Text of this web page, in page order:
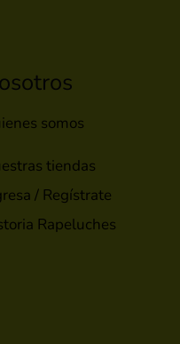
somos
tiendas
/ Regístrate
Rapeluches